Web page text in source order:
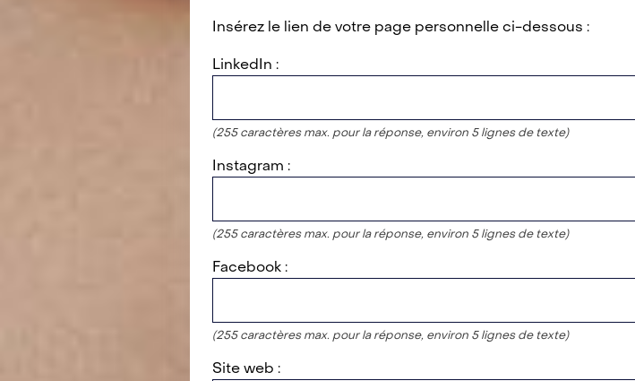
Insérez le lien de votre page personnelle ci-dessous :
LinkedIn :
(255 caractères max. pour la réponse, environ 5 lignes de texte)
Instagram :
(255 caractères max. pour la réponse, environ 5 lignes de texte)
Facebook :
(255 caractères max. pour la réponse, environ 5 lignes de texte)
Site web :